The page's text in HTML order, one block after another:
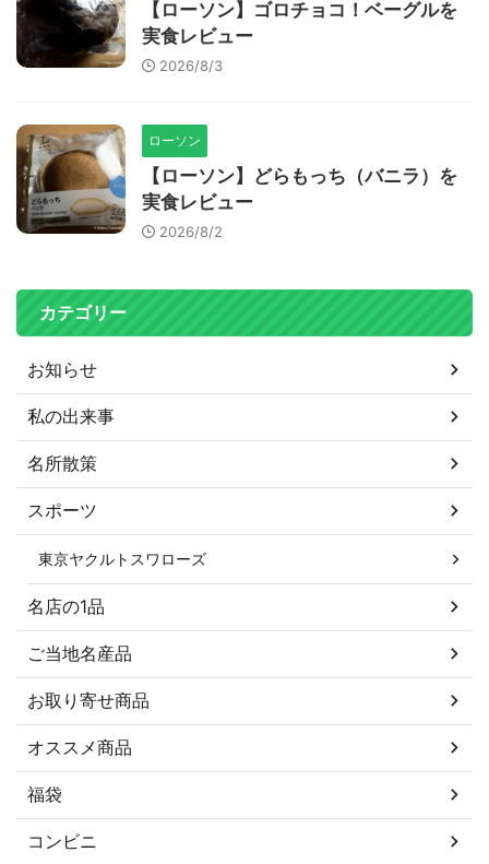
【ローソン】ゴロチョコ！ベーグルを
実食レビュー
2026/8/3
ローソン
【ローソン】どらもっち（バニラ）を
実食レビュー
2026/8/2
カテゴリー
お知らせ
私の出来事
名所散策
スポーツ
東京ヤクルトスワローズ
名店の1品
ご当地名産品
お取り寄せ商品
オススメ商品
福袋
コンビニ